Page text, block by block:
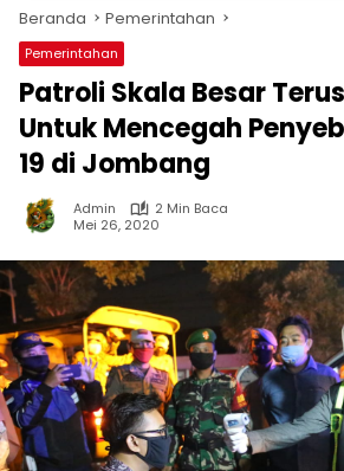
Beranda Pemerintahan
Pemerintahan
Patroli Skala Besar
Untuk Mencegah
19 di Jombang
Admin
2 Min Baca
Mei 26, 2020